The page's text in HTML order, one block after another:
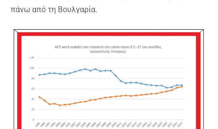
πάνω από τη Βουλγαρία.